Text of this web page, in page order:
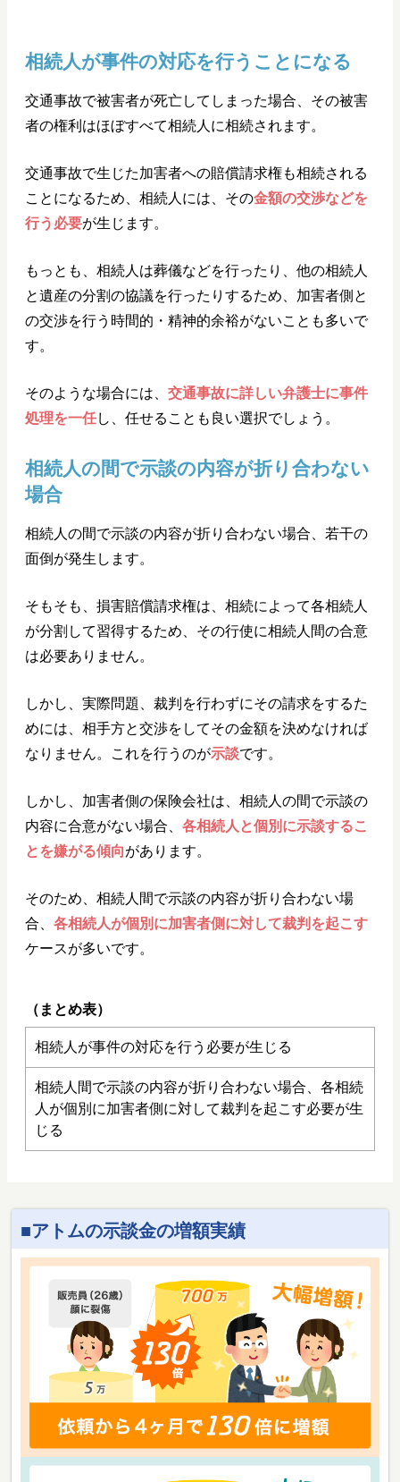
相続人が事件の対応を行うことになる
交通事故で被害者が死亡してしまった場合、その被害
者の権利はほぼすべて相続人に相続されます。
交通事故で生じた加害者への賠償請求権も相続される
ことになるため、相続人には、その金額の交渉などを
行う必要が生じます。
もっとも、相続人は葬儀などを行ったり、他の相続人
と遺産の分割の協議を行ったりするため、加害者側と
の交渉を行う時間的・精神的余裕がないことも多いで
す。
そのような場合には、 交通事故に詳しい弁護士に事件
処理を一任し、任せることも良い選択でしょう。
相続人の間で示談の内容が折り合わない
場合
相続人の間で示談の内容が折り合わない場合、若干の
面倒が発生します。
そもそも、損害賠償請求権は、相続によって各相続人
が分割して習得するため、その行使に相続人間の合意
は必要ありません。
しかし、実際問題、裁判を行わずにその請求をするた
めには、相手方と交渉をしてその金額を決めなければ
なりません。これを行うのが示談です。
しかし、加害者側の保険会社は、相続人の間で示談の
内容に合意がない場合、 各相続人と個別に示談するこ
とを嫌がる傾向があります。
そのため、相続人間で示談の内容が折り合わない場
合、 各相続人が個別に加害者側に対して裁判を起こす
ケースが多いです。
（まとめ表）
相続人が事件の対応を行う必要が生じる
相続人間で示談の内容が折り合わない場合、各相続
人が個別に加害者側に対して裁判を起こす必要が生
じる
アトムの示談金の増額実績